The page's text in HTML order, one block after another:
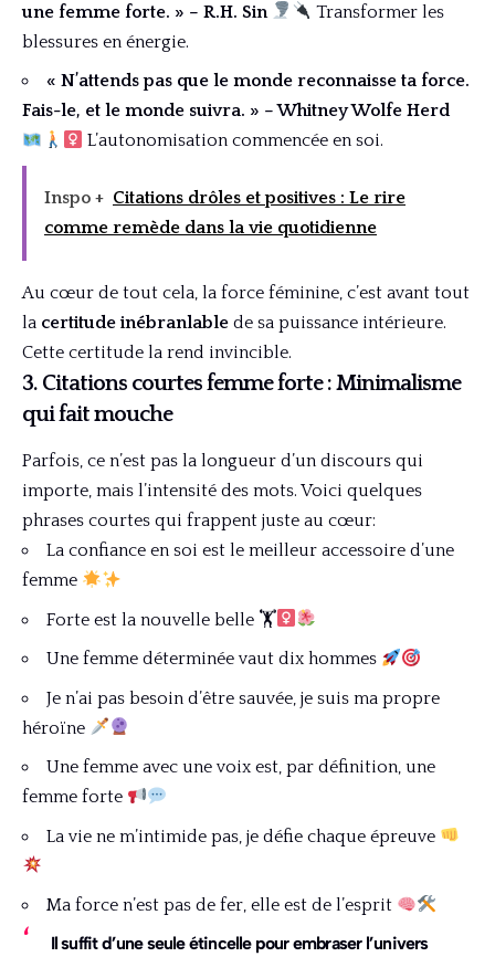
une femme forte. » – R.H. Sin
Transformer les
blessures en énergie.
« N’attends pas que le monde reconnaisse ta force.
Fais-le, et le monde suivra. » – Whitney Wolfe Herd
L’autonomisation commencée en soi.
Inspo + Citations drôles et positives : Le rire
comme remède dans la vie quotidienne
Au cœur de tout cela, la force féminine, c’est avant tout
la certitude inébranlable de sa puissance intérieure.
Cette certitude la rend invincible.
3. Citations courtes femme forte : Minimalisme
qui fait mouche
Parfois, ce n’est pas la longueur d’un discours qui
importe, mais l’intensité des mots. Voici quelques
phrases courtes qui frappent juste au cœur:
La confiance en soi est le meilleur accessoire d’une
femme
Forte est la nouvelle belle 🏋
Une femme déterminée vaut dix hommes
Je n’ai pas besoin d’être sauvée, je suis ma propre
héroïne
Une femme avec une voix est, par définition, une
femme forte
La vie ne m’intimide pas, je défie chaque épreuve
Ma force n’est pas de fer, elle est de l’esprit
Il suffit d’une seule étincelle pour embraser l’univers